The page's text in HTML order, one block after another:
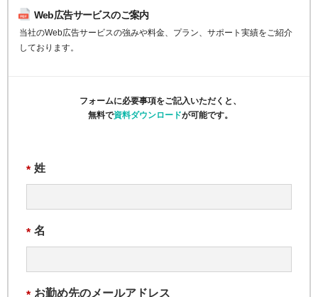
Web広告サービスのご案内
当社のWeb広告サービスの強みや料金、プラン、サポート実績をご紹介
しております。
フォームに必要事項をご記入いただくと、
無料で資料ダウンロードが可能です。
* 姓
* 名
お勤め先のメールアドレス